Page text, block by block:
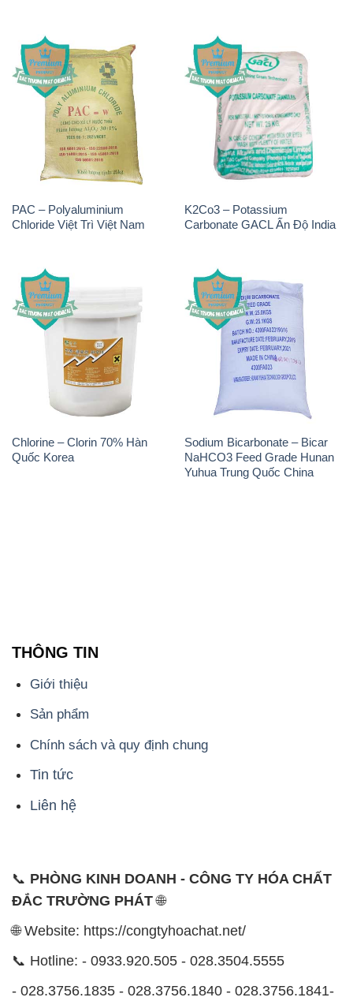
PAC – Polyaluminium
Chloride Việt Trì Việt Nam
K2Co3 – Potassium
Carbonate GACL Ấn Độ India
Chlorine – Clorin 70% Hàn
Quốc Korea
Sodium Bicarbonate – Bicar
NaHCO3 Feed Grade Hunan
Yuhua Trung Quốc China
THÔNG TIN
Giới thiệu
Sản phẩm
Chính sách và quy định chung
Tin tức
Liên hệ
📞 PHÒNG KINH DOANH - CÔNG TY HÓA CHẤT
ĐẮC TRƯỜNG PHÁT🌐
🌐 Website: https://congtyhoachat.net/
📞 Hotline: - 0933.920.505 - 028.3504.5555
- 028.3756.1835 - 028.3756.1840 - 028.3756.1841-